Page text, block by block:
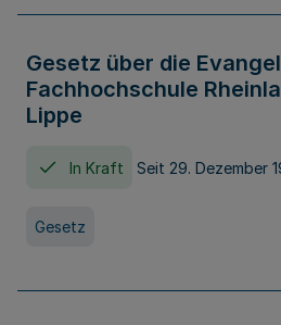
Gesetz über die
Fachhochschule
Lippe
In Kraft Seit 29. Dezember
Gesetz